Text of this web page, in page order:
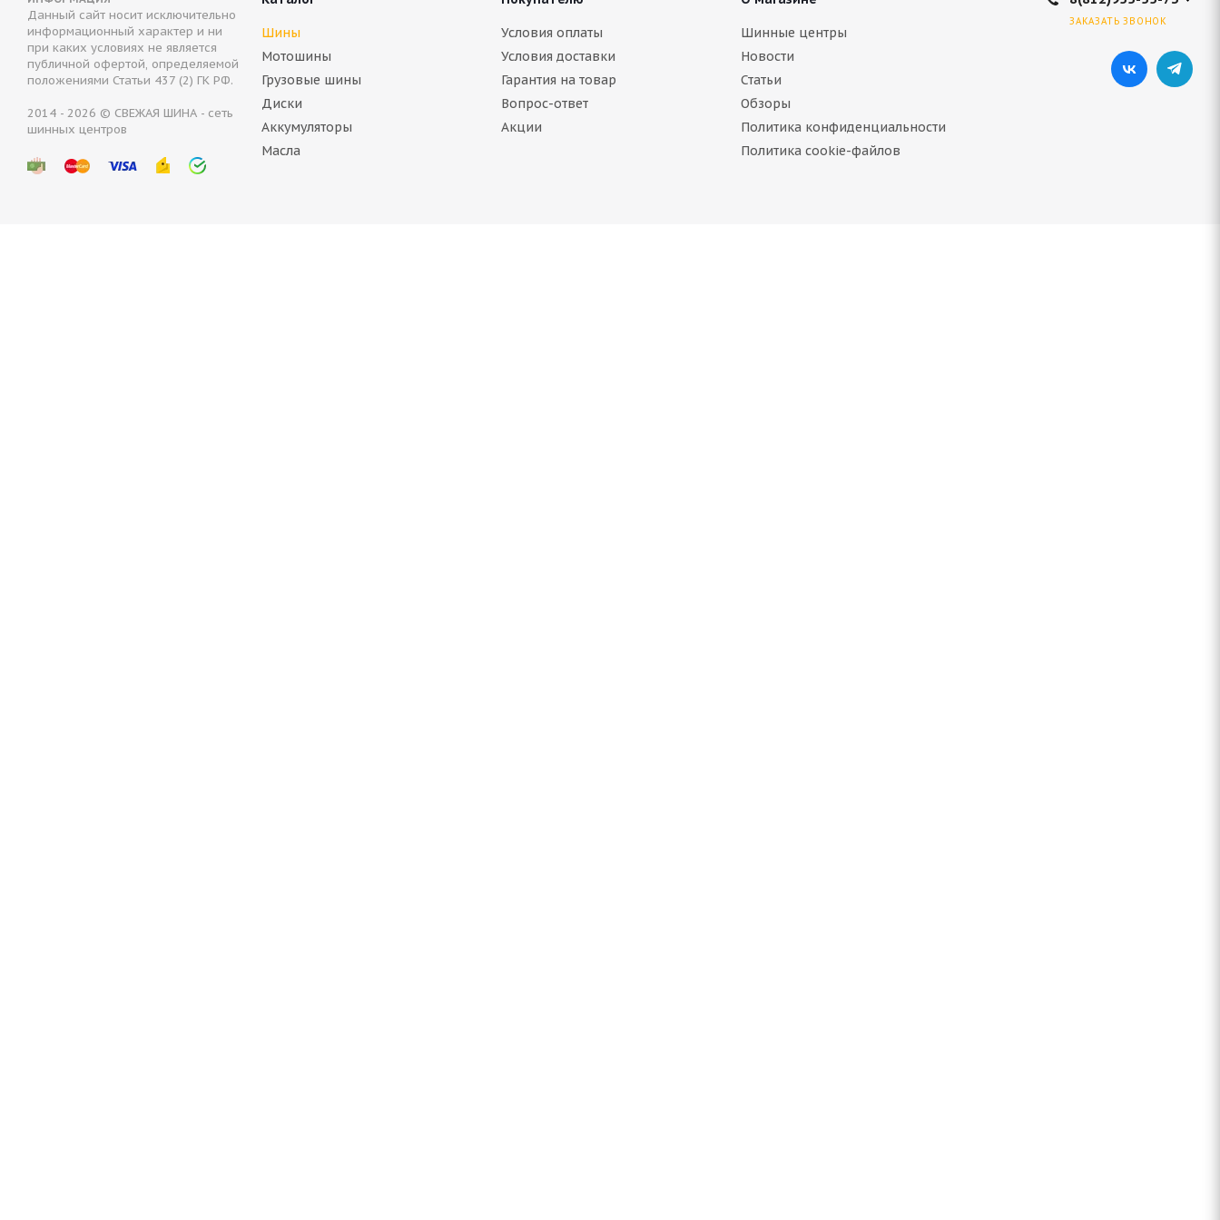
Bridgestone Blizzak DM V3 275/40 R20 106T
Нет в наличии
38 017
Данный сайт носит исключительно
информационный характер и ни
при каких условиях не является
публичной офертой, определяемой
положениями Статьи 437 (2) ГК РФ.
2014 - 2026 © СВЕЖАЯ ШИНА - сеть
шинных центров
Шины
Мотошины
Грузовые шины
Диски
Аккумуляторы
Масла
Условия оплаты
Условия доставки
Гарантия на товар
Вопрос-ответ
Акции
Шинные центры
Новости
Статьи
Обзоры
Политика конфиденциальности
Политика cookie-файлов
ЗАКАЗАТЬ ЗВОНОК